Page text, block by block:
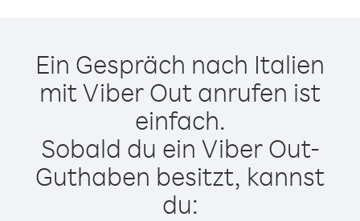
Ein Gespräch nach Italien
mit Viber Out anrufen ist
einfach.
Sobald du ein Viber Out-
Guthaben besitzt, kannst
du: